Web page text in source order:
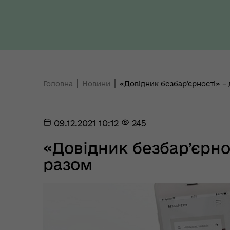
Регіональне представництво
Ради України з прав людини у
Полтавській області
Головна Новини «Довідник безбар’єрності»
09.12.2021 10:12 245
«Довідник
разом